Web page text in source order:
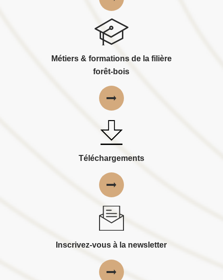
Métiers & formations de la filière
forêt-bois
Téléchargements
Inscrivez-vous à la newsletter